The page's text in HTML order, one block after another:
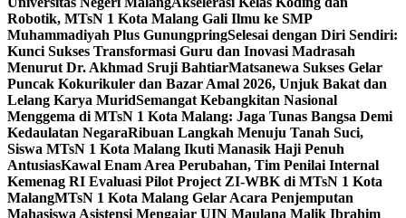
Robotik, MTsN 1 Kota Malang Gali Ilmu ke SMP
Muhammadiyah Plus GunungpringSelesai dengan Diri Sendiri:
Kunci Sukses Transformasi Guru dan Inovasi Madrasah
Menurut Dr. Akhmad Sruji BahtiarMatsanewa Sukses Gelar
Puncak Kokurikuler dan Bazar Amal 2026, Unjuk Bakat dan
Lelang Karya MuridSemangat Kebangkitan Nasional
Menggema di MTsN 1 Kota Malang: Jaga Tunas Bangsa Demi
Kedaulatan NegaraRibuan Langkah Menuju Tanah Suci,
Siswa MTsN 1 Kota Malang Ikuti Manasik Haji Penuh
AntusiasKawal Enam Area Perubahan, Tim Penilai Internal
Kemenag RI Evaluasi Pilot Project ZI-WBK di MTsN 1 Kota
MalangMTsN 1 Kota Malang Gelar Acara Penjemputan
Mahasiswa Asistensi Mengajar UIN Maulana Malik Ibrahim